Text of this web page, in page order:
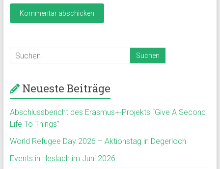
Neueste Beiträge
Abschlussbericht des Erasmus+-Projekts “Give A Second
Life To Things”
World Refugee Day 2026 – Aktionstag in Degerloch
Events in Heslach im Juni 2026